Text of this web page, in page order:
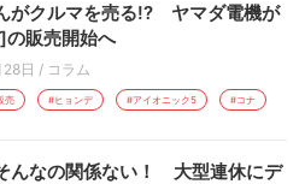
がクルマを売る!? ヤマダ電機が
販売開始へ
日 / コラム
売 #ヒョンデ #アイオニック5 #コナ
なの関係ない！ 大型連休にデ